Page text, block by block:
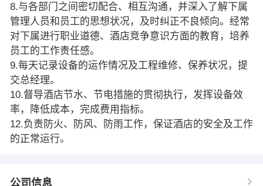
8.与各部门之间密切配合、相互沟通，并深入了解下属
管理人员和员工的思想状况，及时纠正不良倾向。经常
对下属进行职业道德、酒店竞争意识方面的教育，培养
员工的工作责任感。
9.每天记录设备的运作情况及工程维修、保养状况，提
交总经理。
10.督导酒店节水、节电措施的贯彻执行，发挥设备效
率，降低成本，完成费用指标。
12.负责防火、防风、防雨工作，保证酒店的安全及工作
的正常运行。
公司信息